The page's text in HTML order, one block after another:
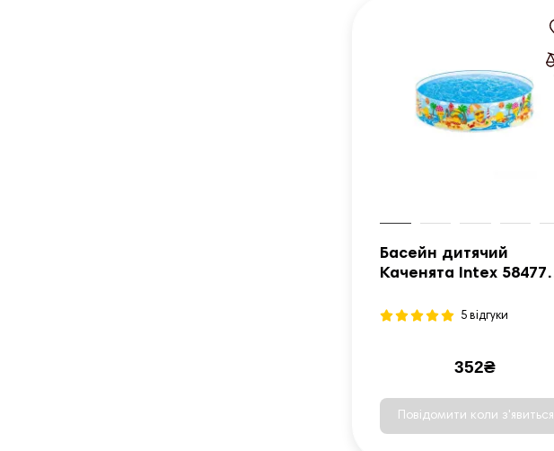
Басейн дитячий
Каченята Intex 58477
5 відгуки
352₴
Повідомити коли з'явиться